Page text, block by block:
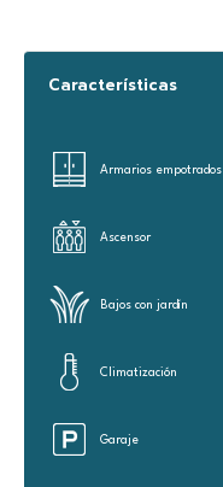
Características
Armarios empotrados
Ascensor
Bajos con jardín
Climatización
Garaje